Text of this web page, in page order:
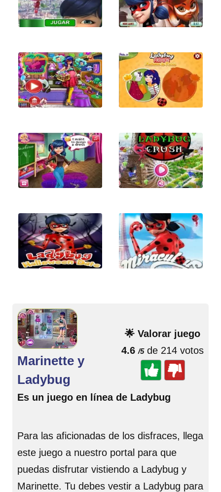
🌟 Valorar juego
4.6 /5de 214 votos
Marinette y
Ladybug
Es un juego en línea de Ladybug
Para las aficionadas de los disfraces, llega
este juego a nuestro portal para que
puedas disfrutar vistiendo a Ladybug y
Marinette. Tu debes vestir a Ladybug para